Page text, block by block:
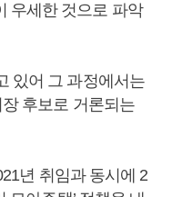
우세한 것으로 파악
있어 그 과정에서는
후보로 거론되는
년 취임과 동시에 2